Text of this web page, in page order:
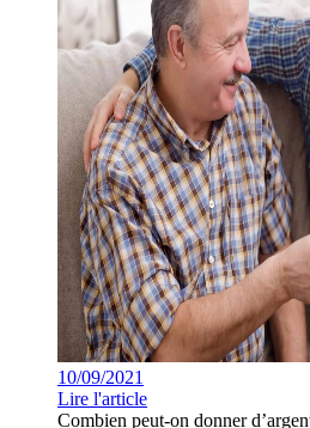
10/09/2021
Lire l'article
Combien peut-on donner